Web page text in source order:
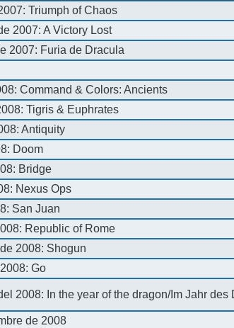
Triumph of Chaos
2007: A Victory Lost
2007: Furia de Dracula
Command & Colors: Ancients
Tigris & Euphrates
Antiquity
Doom
Bridge
Nexus Ops
San Juan
Republic of Rome
2008: Shogun
Go
2008: In the year of the dragon/Im Jahr des
de 2008